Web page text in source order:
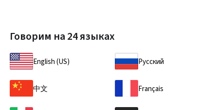
Говорим на24 языках
English (US) Русский
中文 Français